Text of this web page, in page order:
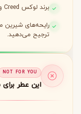
برند لوکس Creed و کیفیت بالای مواد اولیه برایتان اهمیت دارد.
رایحه‌های شیرین
ترجیح می‌دهید.
NOT FOR YOU
این عطر